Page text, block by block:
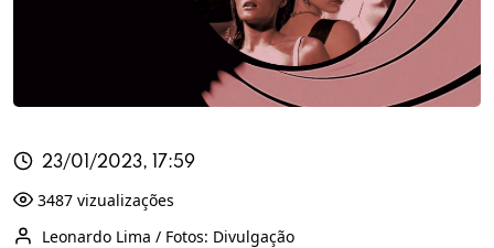
23/01/2023, 17:59
3487 vizualizações
Leonardo Lima / Fotos: Divulgação